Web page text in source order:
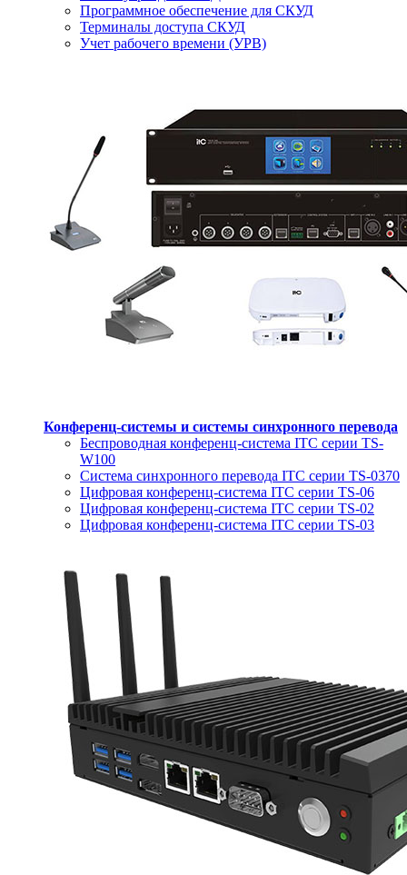
Программное обеспечение для СКУД
Терминалы доступа СКУД
Учет рабочего времени (УРВ)
Конференц-системы и системы синхронного перевода
Беспроводная конференц-система ITC серии TS-
W100
Система синхронного перевода ITC серии TS-0370
Цифровая конференц-система ITC серии TS-06
Цифровая конференц-система ITC серии TS-02
Цифровая конференц-система ITC серии TS-03